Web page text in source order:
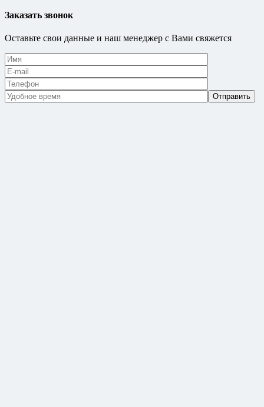
Заказать звонок
Оставьте свои данные и наш менеджер с Вами свяжется